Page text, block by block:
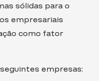
sólidas para o
empresariais
como fator
empresas: